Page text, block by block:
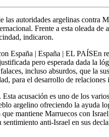
autoridades argelinas contra
Frente a esta oleada
indicaron.
En
pero esperada dada la
incluso absurdos, que la
para el desarrollo de relaciones
acusación es uno de los
argelino ofreciendo la ayuda
mantiene Marruecos con
anti-Israel en sus